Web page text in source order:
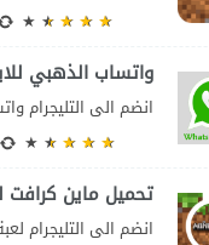
واتساب الذهبي
تحميل ماين كرافت